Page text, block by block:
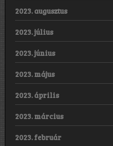
2023. augusztus
2023. július
2023. június
2023. május
2023. április
2023. március
2023. február